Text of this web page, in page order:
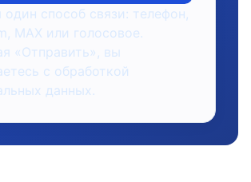
один способ связи: телефон,
MAX или голосовое.
«Отправить», вы
с обработкой
данных.